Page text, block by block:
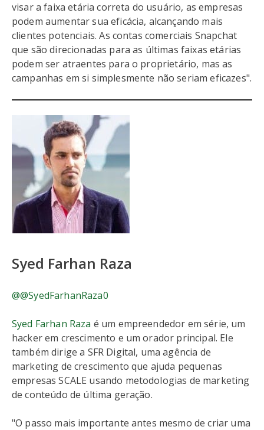
visar a faixa etária correta do usuário, as empresas
podem aumentar sua eficácia, alcançando mais
clientes potenciais. As contas comerciais Snapchat
que são direcionadas para as últimas faixas etárias
podem ser atraentes para o proprietário, mas as
campanhas em si simplesmente não seriam eficazes".
Syed Farhan Raza
@@SyedFarhanRaza0
Syed Farhan Raza é um empreendedor em série, um
hacker em crescimento e um orador principal. Ele
também dirige a SFR Digital, uma agência de
marketing de crescimento que ajuda pequenas
empresas SCALE usando metodologias de marketing
de conteúdo de última geração.
"O passo mais importante antes mesmo de criar uma